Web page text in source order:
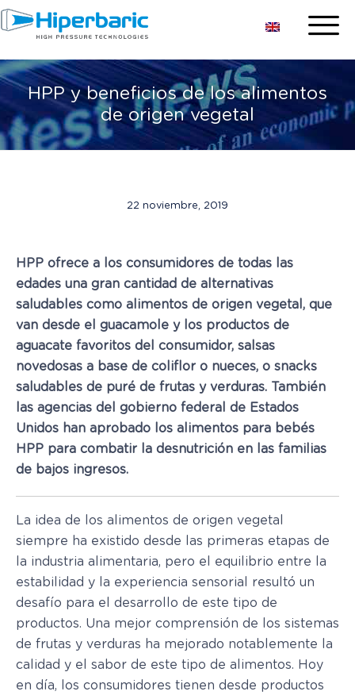
HPP y beneficios de los alimentos
de origen vegetal
22 noviembre, 2019
HPP ofrece a los consumidores de todas las
edades una gran cantidad de alternativas
saludables como alimentos de origen vegetal, que
van desde el guacamole y los productos de
aguacate favoritos del consumidor, salsas
novedosas a base de coliflor o nueces, o snacks
saludables de puré de frutas y verduras. También
las agencias del gobierno federal de Estados
Unidos han aprobado los alimentos para bebés
HPP para combatir la desnutrición en las familias
de bajos ingresos.
La idea de los alimentos de origen vegetal
siempre ha existido desde las primeras etapas de
la industria alimentaria, pero el equilibrio entre la
estabilidad y la experiencia sensorial resultó un
desafío para el desarrollo de este tipo de
productos. Una mejor comprensión de los sistemas
de frutas y verduras ha mejorado notablemente la
calidad y el sabor de este tipo de alimentos. Hoy
en día, los consumidores tienen desde productos